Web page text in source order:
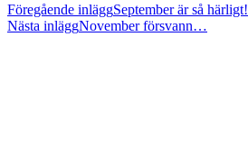
Läs
fler
Föregående inläggSeptember är så härligt!
Nästa inläggNovember försvann…